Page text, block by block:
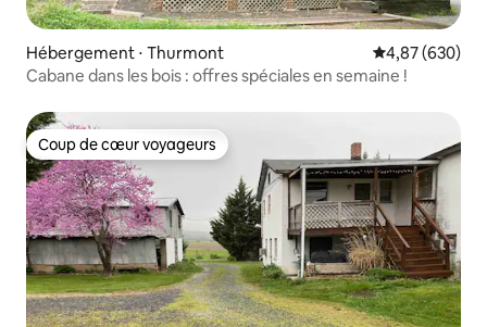
Hébergement ⋅ Thurmont Évaluation
4,87 (630)
Cabane dans les bois : offres spéciales en semaine !
Coup de cœur voyageurs
Coup de cœur voyageurs